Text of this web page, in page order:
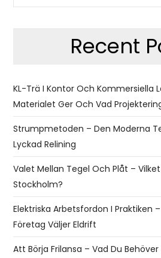
Recent
KL-Trä I Kontor Och Kommersiella
Materialet Ger Och Vad
Strumpmetoden – Den Moderna
Lyckad Relining
Valet Mellan Tegel Och Plåt –
Stockholm?
Elektriska Arbetsfordon I Praktiken
Företag Väljer Eldrift
Att Börja Frilansa – Vad Du